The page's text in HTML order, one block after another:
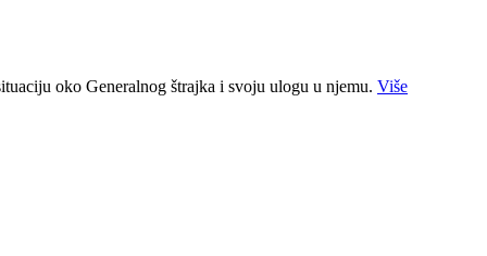
oko Generalnog štrajka i svoju ulogu u njemu. Više